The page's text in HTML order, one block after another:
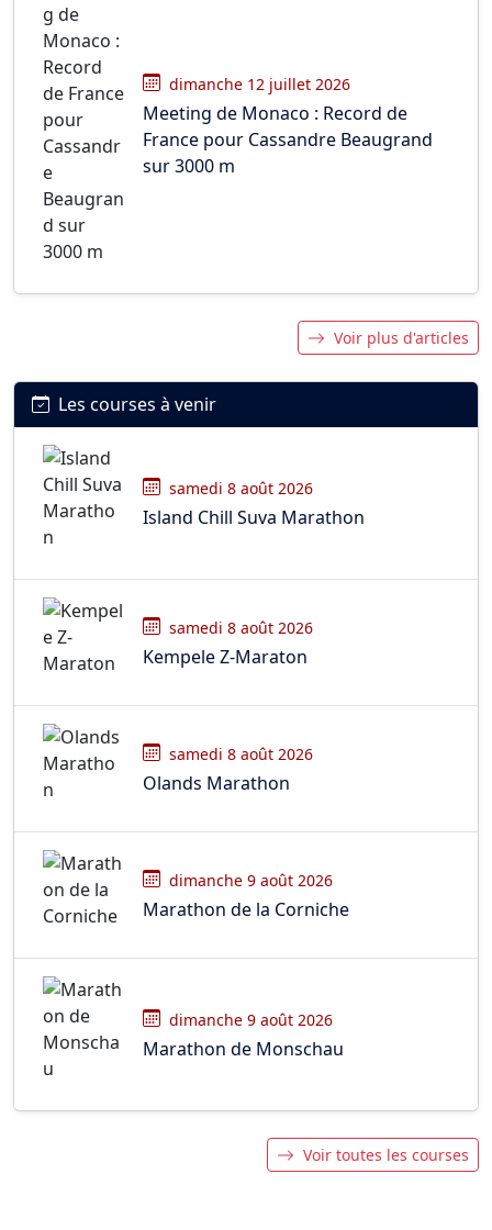
dimanche 12 juillet 2026
Meeting de Monaco : Record de
France pour Cassandre Beaugrand
sur 3000 m
Voir plus d'articles
Les courses à venir
samedi 8 août 2026
Island Chill Suva Marathon
samedi 8 août 2026
Kempele Z-Maraton
samedi 8 août 2026
Olands Marathon
dimanche 9 août 2026
Marathon de la Corniche
dimanche 9 août 2026
Marathon de Monschau
Voir toutes les courses